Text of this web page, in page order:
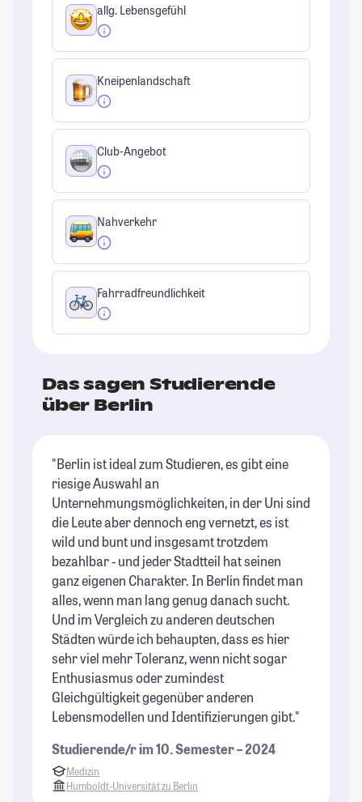
allg. Lebensgefühl
Kneipenlandschaft
Club-Angebot
Nahverkehr
Fahrradfreundlichkeit
Das sagen Studierende
über Berlin
"Berlin ist ideal zum Studieren, es gibt eine
riesige Auswahl an
Unternehmungsmöglichkeiten, in der Uni sind
die Leute aber dennoch eng vernetzt, es ist
wild und bunt und insgesamt trotzdem
bezahlbar - und jeder Stadtteil hat seinen
ganz eigenen Charakter. In Berlin findet man
alles, wenn man lang genug danach sucht.
Und im Vergleich zu anderen deutschen
Städten würde ich behaupten, dass es hier
sehr viel mehr Toleranz, wenn nicht sogar
Enthusiasmus oder zumindest
Gleichgültigkeit gegenüber anderen
Lebensmodellen und Identifizierungen gibt."
Studierende/r im 10. Semester – 2024
Medizin
Humboldt-Universität zu Berlin